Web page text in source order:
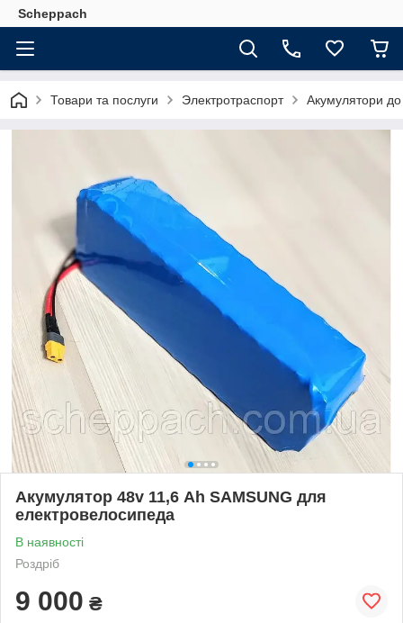
Scheppach
Товари та послуги Электротраспорт Акумулятори до
Акумулятор 48v 11,6 Аһ SAMSUNG для
електровелосипеда
В наявності
Роздріб
9 000 ₴